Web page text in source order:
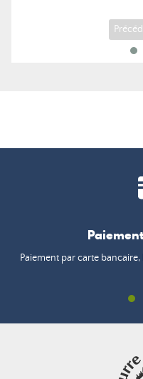
Paiement par carte